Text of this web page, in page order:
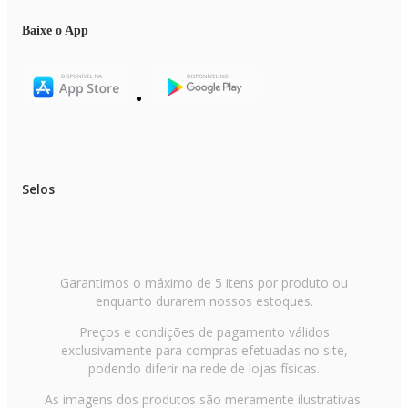
Baixe o App
Selos
Garantimos o máximo de 5 itens por produto ou
enquanto durarem nossos estoques.
Preços e condições de pagamento válidos
exclusivamente para compras efetuadas no site,
podendo diferir na rede de lojas físicas.
As imagens dos produtos são meramente ilustrativas.